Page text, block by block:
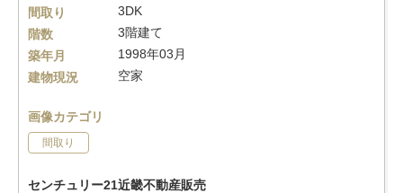
間取り
3DK
階数
3階建て
築年月
1998年03月
建物現況
空家
画像カテゴリ
間取り
センチュリー21近畿不動産販売